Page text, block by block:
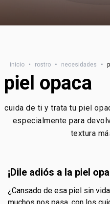
inicio • rostro • necesidades •
piel opaca
cuida de ti y trata tu piel
especialmente para
textura
¡dile adiós a la piel
¿cansado de esa piel sin vida y sin brillo? ¡no estás solo! a